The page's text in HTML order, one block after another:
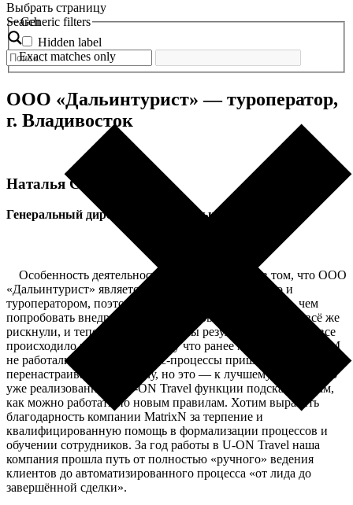
Выбрать страницу
Search
Generic filters
Hidden label
Exact matches only
ООО «Дальинтурист» — туроператор,
г. Владивосток
Наталья Сорокина
Генеральный директор ООО «Дальинтурист»
Особенность деятельности нашей компании в том, что ООО
«Дальинтурист» является не только турагентом, но и
туроператором, поэтому мы долго решались, прежде, чем
попробовать внедрить специализированную CRM. Но всё же
рискнули, и теперь очень довольны результатом. Правда, все
происходило не быстро, потому что ранее мы никогда в CRM
не работали, и многие бизнес-процессы пришлось
перенастраивать по-новому, но это — к лучшему, потому что
уже реализованные в U-ON Travel функции подсказали нам,
как можно работать по новым правилам. Хотим выразить
благодарность компании MatrixN за терпение и
квалифицированную помощь в формализации процессов и
обучении сотрудников. За год работы в U-ON Travel наша
компания прошла путь от полностью «ручного» ведения
клиентов до автоматизированного процесса «от лида до
завершённой сделки».